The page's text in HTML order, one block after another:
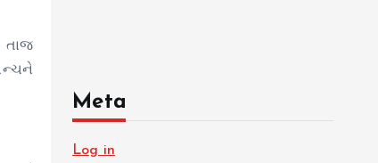
તાજ
Meta
Log in